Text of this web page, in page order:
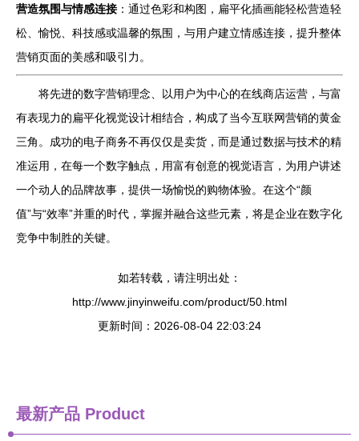
营造氛围与情感连接 ：通过色彩和构图，扁平化插画能轻松营造轻
松、愉悦、科技感或温馨的氛围，与用户建立情感连接，提升整体
营销页面的美感和吸引力。
将先进的数字营销理念、以用户为中心的在线商店运营，与富
有表现力的扁平化视觉设计相结合，构成了当今互联网营销的黄金
三角。成功的电子商务不再仅仅是卖货，而是通过数据与技术的精
准运用，在每一个数字触点，用富有创意的视觉语言，为用户讲述
一个动人的品牌故事，提供一场愉悦的购物体验。在这个“颜
值”与“效率”并重的时代，掌握并融合这些元素，将是企业在数字化
竞争中制胜的关键。
如若转载，请注明出处：
http://www.jinyinweifu.com/product/50.html
更新时间：2026-08-04 22:03:24
最新产品 Product